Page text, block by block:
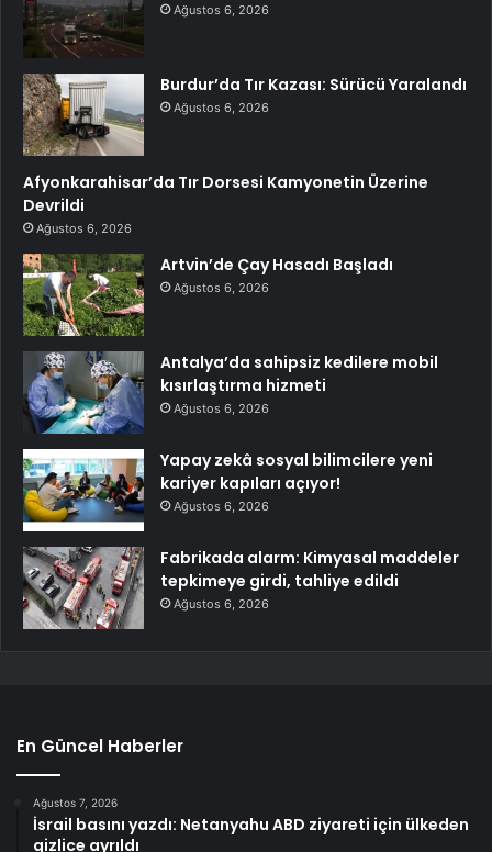
Ağustos 6, 2026
Burdur’da Tır Kazası: Sürücü Yaralandı
Ağustos 6, 2026
Afyonkarahisar’da Tır Dorsesi Kamyonetin Üzerine
Devrildi
Ağustos 6, 2026
Artvin’de Çay Hasadı Başladı
Ağustos 6, 2026
Antalya’da sahipsiz kedilere mobil
kısırlaştırma hizmeti
Ağustos 6, 2026
Yapay zekâ sosyal bilimcilere yeni
kariyer kapıları açıyor!
Ağustos 6, 2026
Fabrikada alarm: Kimyasal maddeler
tepkimeye girdi, tahliye edildi
Ağustos 6, 2026
En Güncel Haberler
Ağustos 7, 2026
İsrail basını yazdı: Netanyahu ABD ziyareti için ülkeden
gizlice ayrıldı